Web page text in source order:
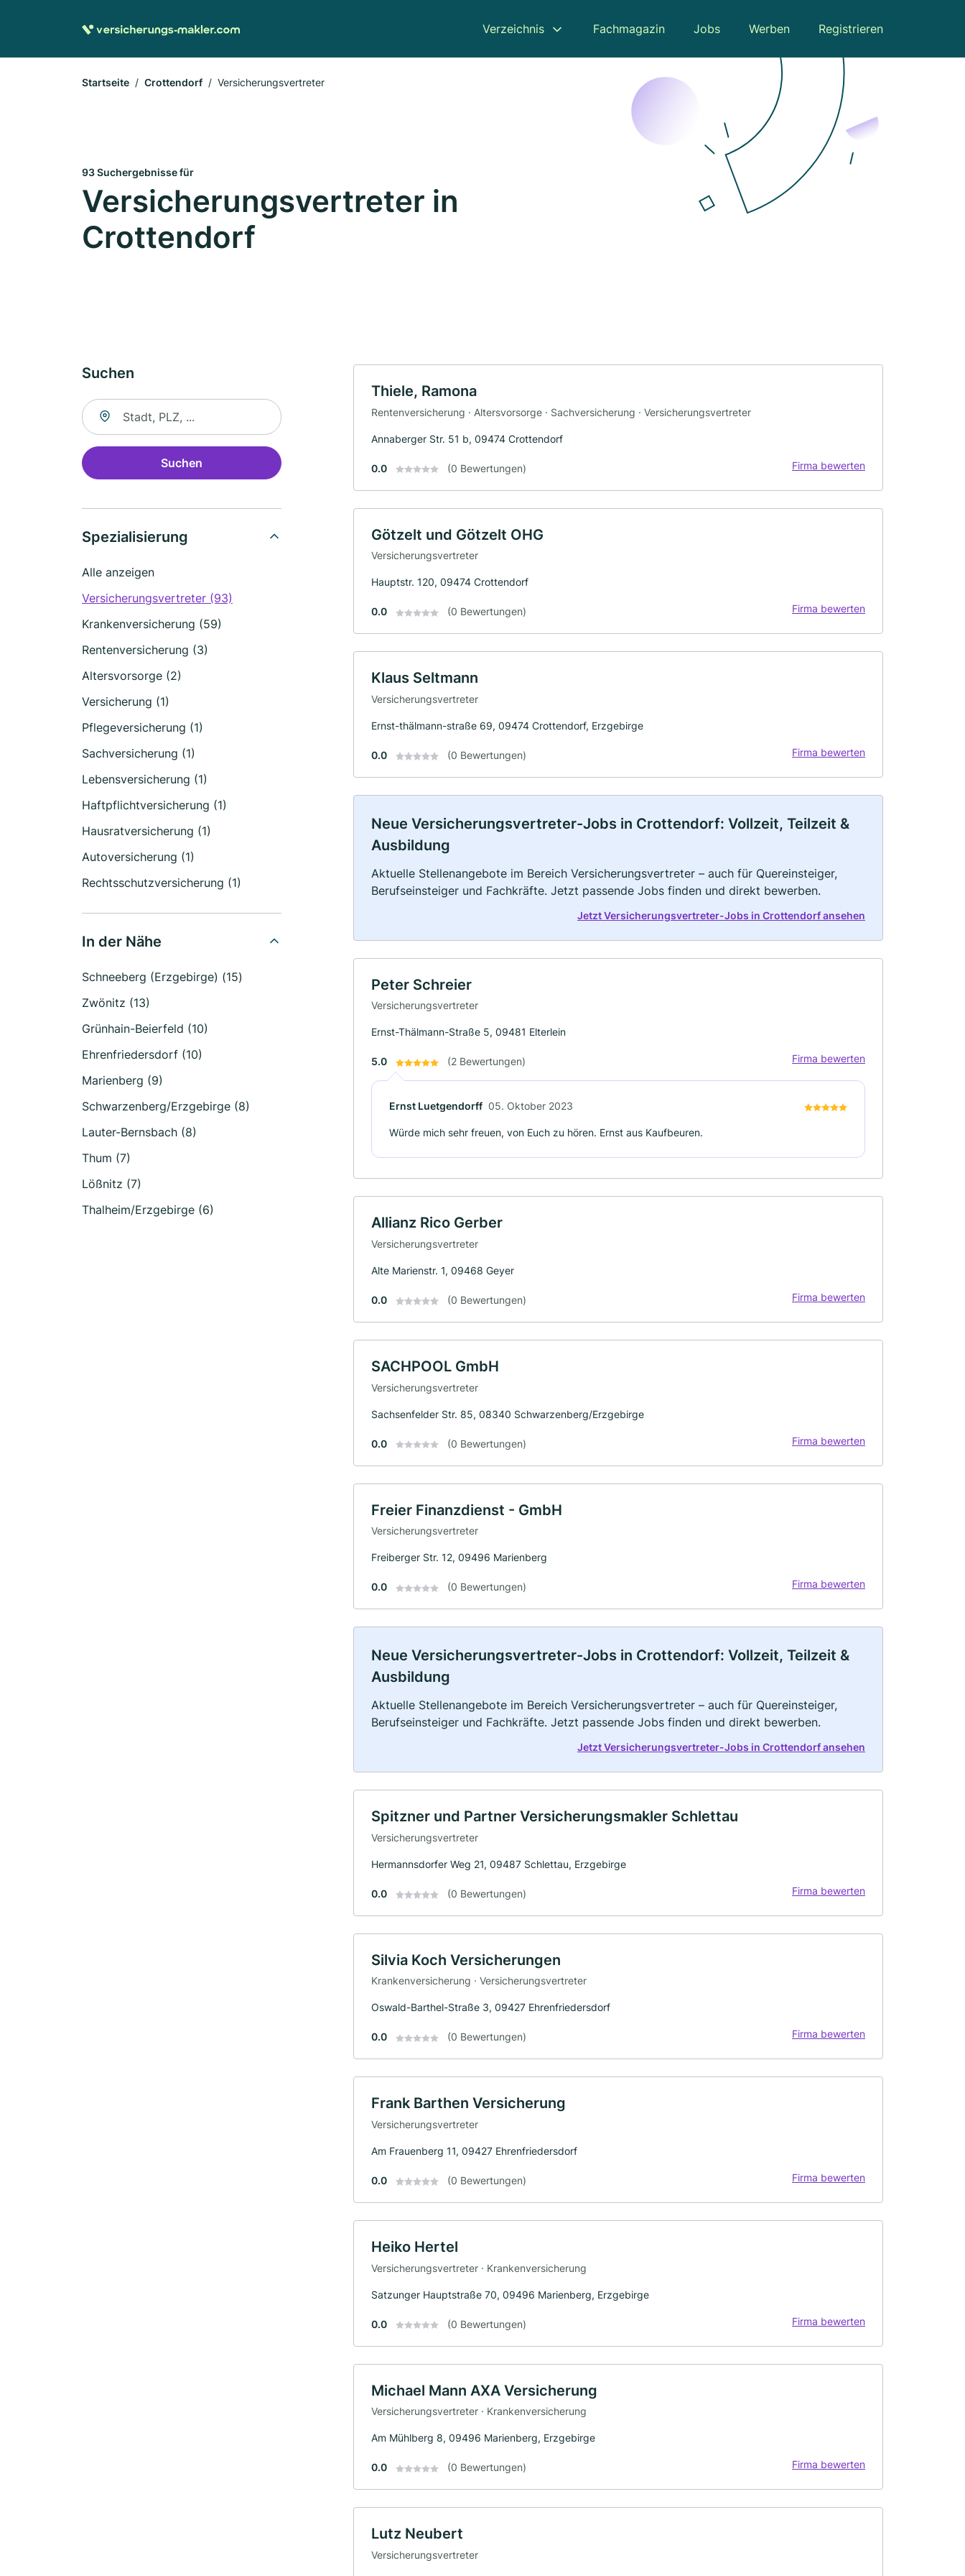
Verzeichnis Fachmagazin Jobs Werben Registrieren
Startseite Crottendorf Versicherungsvertreter
93 Suchergebnisse für
Versicherungsvertreter in
Crottendorf
Suchen
Suche nach Ort
Suchen
Spezialisierung
Alle anzeigen
Versicherungsvertreter (93)
Krankenversicherung (59)
Rentenversicherung (3)
Altersvorsorge (2)
Versicherung (1)
Pflegeversicherung (1)
Sachversicherung (1)
Lebensversicherung (1)
Haftpflichtversicherung (1)
Hausratversicherung (1)
Autoversicherung (1)
Rechtsschutzversicherung (1)
In der Nähe
Schneeberg (Erzgebirge) (15)
Zwönitz (13)
Grünhain-Beierfeld (10)
Ehrenfriedersdorf (10)
Marienberg (9)
Schwarzenberg/Erzgebirge (8)
Lauter-Bernsbach (8)
Thum (7)
Lößnitz (7)
Thalheim/Erzgebirge (6)
Thiele, Ramona
Rentenversicherung · Altersvorsorge · Sachversicherung · Versicherungsvertreter
Annaberger Str. 51 b, 09474 Crottendorf
0.0 (0 Bewertungen) Firma bewerten
Götzelt und Götzelt OHG
Versicherungsvertreter
Hauptstr. 120, 09474 Crottendorf
0.0 (0 Bewertungen) Firma bewerten
Klaus Seltmann
Versicherungsvertreter
Ernst-thälmann-straße 69, 09474 Crottendorf, Erzgebirge
0.0 (0 Bewertungen) Firma bewerten
Neue Versicherungsvertreter-Jobs in Crottendorf: Vollzeit, Teilzeit &
Ausbildung
Aktuelle Stellenangebote im Bereich Versicherungsvertreter – auch für Quereinsteiger,
Berufseinsteiger und Fachkräfte. Jetzt passende Jobs finden und direkt bewerben.
Jetzt Versicherungsvertreter-Jobs in Crottendorf ansehen
Peter Schreier
Versicherungsvertreter
Ernst-Thälmann-Straße 5, 09481 Elterlein
5.0 (2 Bewertungen) Firma bewerten
Ernst Luetgendorff 05. Oktober 2023
Würde mich sehr freuen, von Euch zu hören. Ernst aus Kaufbeuren.
Allianz Rico Gerber
Versicherungsvertreter
Alte Marienstr. 1, 09468 Geyer
0.0 (0 Bewertungen) Firma bewerten
SACHPOOL GmbH
Versicherungsvertreter
Sachsenfelder Str. 85, 08340 Schwarzenberg/Erzgebirge
0.0 (0 Bewertungen) Firma bewerten
Freier Finanzdienst - GmbH
Versicherungsvertreter
Freiberger Str. 12, 09496 Marienberg
0.0 (0 Bewertungen) Firma bewerten
Neue Versicherungsvertreter-Jobs in Crottendorf: Vollzeit, Teilzeit &
Ausbildung
Aktuelle Stellenangebote im Bereich Versicherungsvertreter – auch für Quereinsteiger,
Berufseinsteiger und Fachkräfte. Jetzt passende Jobs finden und direkt bewerben.
Jetzt Versicherungsvertreter-Jobs in Crottendorf ansehen
Spitzner und Partner Versicherungsmakler Schlettau
Versicherungsvertreter
Hermannsdorfer Weg 21, 09487 Schlettau, Erzgebirge
0.0 (0 Bewertungen) Firma bewerten
Silvia Koch Versicherungen
Krankenversicherung · Versicherungsvertreter
Oswald-Barthel-Straße 3, 09427 Ehrenfriedersdorf
0.0 (0 Bewertungen) Firma bewerten
Frank Barthen Versicherung
Versicherungsvertreter
Am Frauenberg 11, 09427 Ehrenfriedersdorf
0.0 (0 Bewertungen) Firma bewerten
Heiko Hertel
Versicherungsvertreter · Krankenversicherung
Satzunger Hauptstraße 70, 09496 Marienberg, Erzgebirge
0.0 (0 Bewertungen) Firma bewerten
Michael Mann AXA Versicherung
Versicherungsvertreter · Krankenversicherung
Am Mühlberg 8, 09496 Marienberg, Erzgebirge
0.0 (0 Bewertungen) Firma bewerten
Lutz Neubert
Versicherungsvertreter